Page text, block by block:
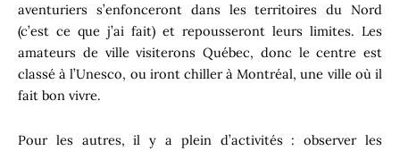
aventuriers s’enfonceront dans les territoires du Nord
(c’est ce que j’ai fait) et repousseront leurs limites. Les
amateurs de ville visiterons Québec, donc le centre est
classé à l’Unesco, ou iront chiller à Montréal, une ville où il
fait bon vivre.
Pour les autres, il y a plein d’activités : observer les